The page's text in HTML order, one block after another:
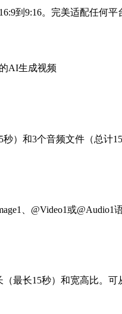
到9:16。完美适配任何平
AI生成视频
）和3个音频文件（总
、@Video1或@Audio1
最长15秒）和宽高比。可